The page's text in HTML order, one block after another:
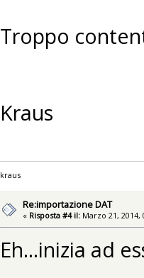
Troppo
Kraus
kraus
Re:importazione DAT
« Risposta #4 il: Marzo 21, 2014,
Eh...inizia ad